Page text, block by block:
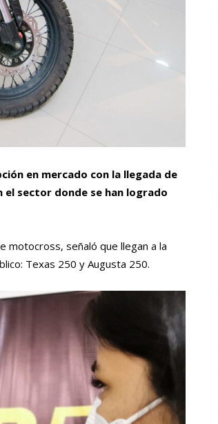
en mercado con la llegada de
el sector donde se han logrado
motocross, señaló que llegan a la
Texas 250 y Augusta 250.